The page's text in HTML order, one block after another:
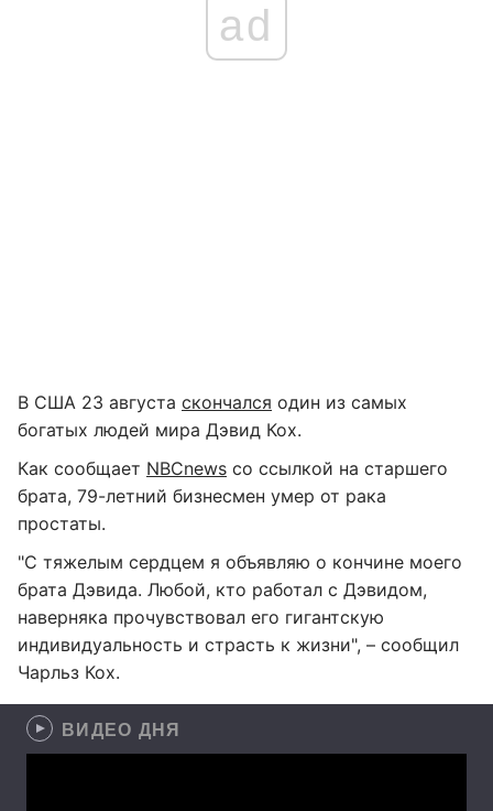
ad
В США 23 августа скончался один из самых
богатых людей мира Дэвид Кох.
Как сообщает NBCnews со ссылкой на старшего
брата, 79-летний бизнесмен умер от рака
простаты.
"С тяжелым сердцем я объявляю о кончине моего
брата Дэвида. Любой, кто работал с Дэвидом,
наверняка прочувствовал его гигантскую
индивидуальность и страсть к жизни", – сообщил
Чарльз Кох.
ВИДЕО ДНЯ